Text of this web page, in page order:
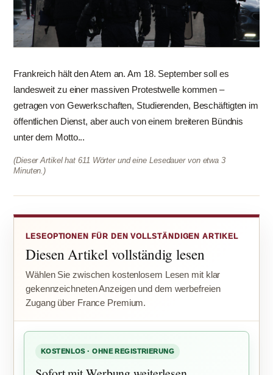
Frankreich hält den Atem an. Am 18. September soll es
landesweit zu einer massiven Protestwelle kommen –
getragen von Gewerkschaften, Studierenden, Beschäftigten im
öffentlichen Dienst, aber auch von einem breiteren Bündnis
unter dem Motto...
(Dieser Artikel hat 611 Wörter und eine Lesedauer von etwa 3
Minuten.)
LESEOPTIONEN FÜR DEN VOLLSTÄNDIGEN ARTIKEL
Diesen Artikel vollständig lesen
Wählen Sie zwischen kostenlosem Lesen mit klar
gekennzeichneten Anzeigen und dem werbefreien
Zugang über France Premium.
KOSTENLOS · OHNE REGISTRIERUNG